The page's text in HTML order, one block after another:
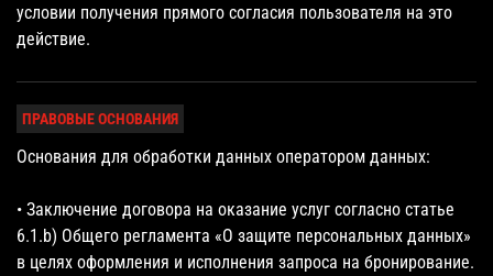
условии получения прямого согласия пользователя на это
действие.
ПРАВОВЫЕ ОСНОВАНИЯ
Основания для обработки данных оператором данных:
• Заключение договора на оказание услуг согласно статье
6.1.b) Общего регламента «О защите персональных данных»
в целях оформления и исполнения запроса на бронирование.